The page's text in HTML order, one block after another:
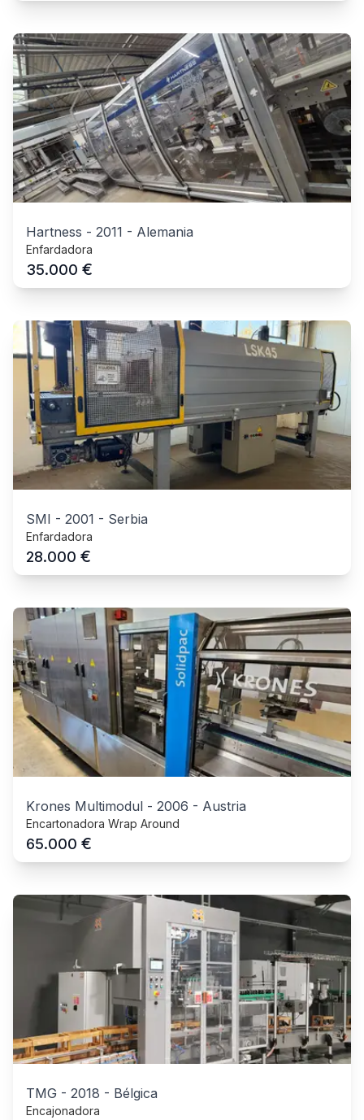
Hartness - 2011 - Alemania
Enfardadora
35.000 €
SMI - 2001 - Serbia
Enfardadora
28.000 €
Krones Multimodul - 2006 - Austria
Encartonadora Wrap Around
65.000 €
TMG - 2018 - Bélgica
Encajonadora